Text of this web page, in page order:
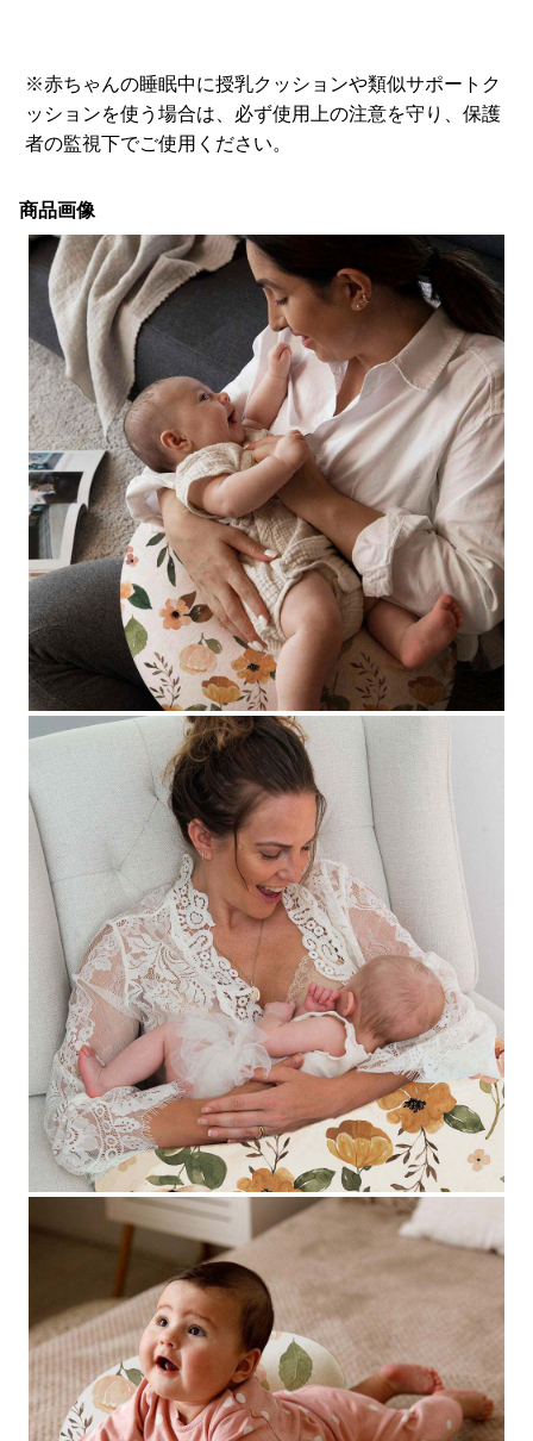
※赤ちゃんの睡眠中に授乳クッションや類似サポートク
ッションを使う場合は、必ず使用上の注意を守り、保護
者の監視下でご使用ください。
商品画像